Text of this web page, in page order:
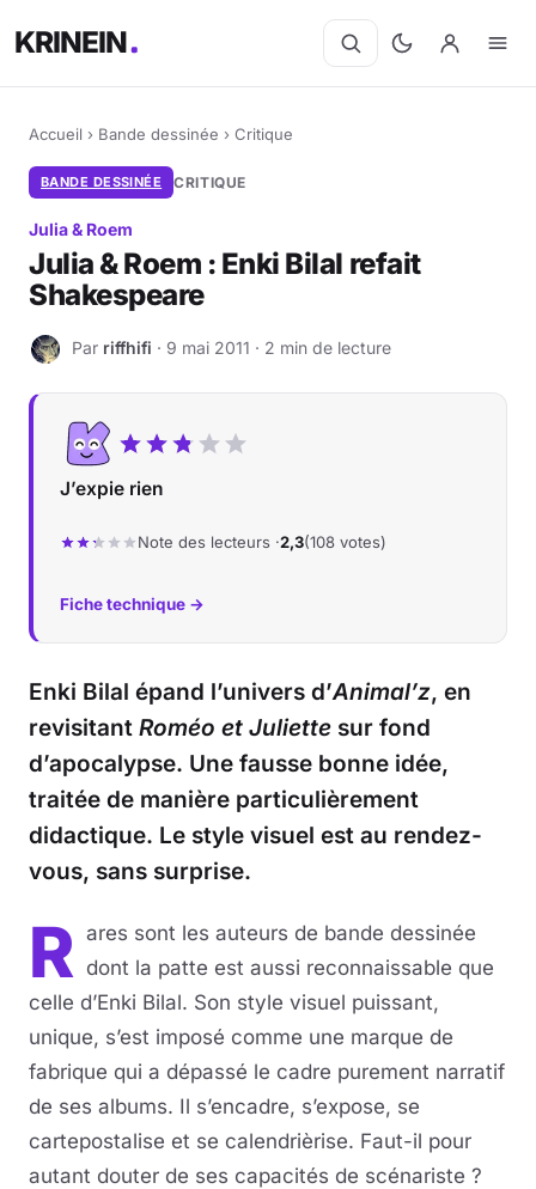
KRINEIN
Accueil › Bande dessinée › Critique
BANDE DESSINÉE CRITIQUE
Julia & Roem
Julia & Roem : Enki Bilal refait
Shakespeare
R Par riffhifi · 9 mai 2011 · 2 min de lecture
J’expie rien
Note des lecteurs ·2,3(108 votes)
Fiche technique →
Enki Bilal épand l’univers d’Animal’z, en
revisitant Roméo et Juliette sur fond
d’apocalypse. Une fausse bonne idée,
traitée de manière particulièrement
didactique. Le style visuel est au rendez-
vous, sans surprise.
R ares sont les auteurs de bande dessinée
dont la patte est aussi reconnaissable que
celle d’Enki Bilal. Son style visuel puissant,
unique, s’est imposé comme une marque de
fabrique qui a dépassé le cadre purement narratif
de ses albums. Il s’encadre, s’expose, se
cartepostalise et se calendrièrise. Faut-il pour
autant douter de ses capacités de scénariste ?